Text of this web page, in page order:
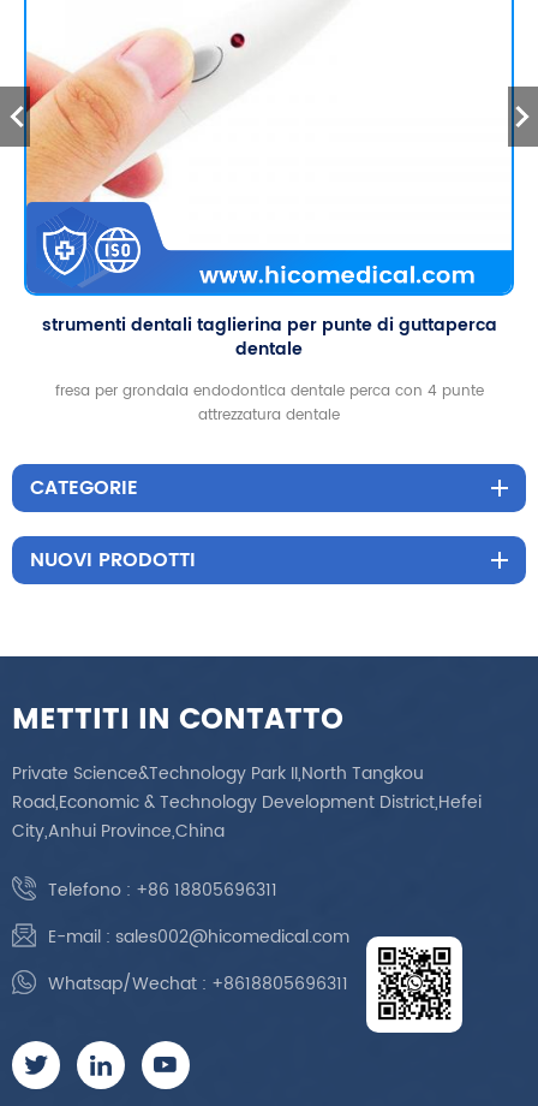
strumenti dentali taglierina per punte di guttaperca
dentale
fresa per grondaia endodontica dentale perca con 4 punte
attrezzatura dentale
CATEGORIE
NUOVI PRODOTTI
METTITI IN CONTATTO
Private Science&Technology Park II,North Tangkou
Road,Economic & Technology Development District,Hefei
City,Anhui Province,China
Telefono : +86 18805696311
E-mail : sales002@hicomedical.com
Whatsap/Wechat : +8618805696311